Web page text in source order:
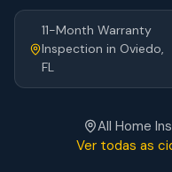
11-Month Warranty
Inspection in Oviedo,
FL
All Home
Ver todas as